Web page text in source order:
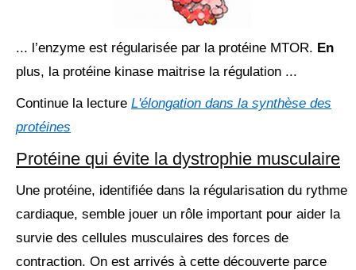
... l’enzyme est régularisée par la protéine MTOR. En
plus, la protéine kinase maitrise la régulation ...
Continue la lecture L'élongation dans la synthèse des
protéines
Protéine qui évite la dystrophie musculaire
Une protéine, identifiée dans la régularisation du rythme
cardiaque, semble jouer un rôle important pour aider la
survie des cellules musculaires des forces de
contraction. On est arrivés à cette découverte parce